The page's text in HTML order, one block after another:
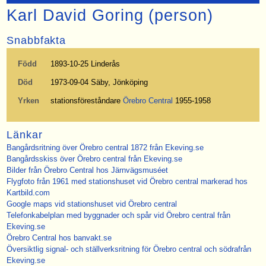
Karl David Goring (person)
Snabbfakta
Född 1893-10-25 Linderås
Död 1973-09-04 Säby, Jönköping
Yrken stationsföreståndareÖrebro Central 1955-1958
Länkar
Bangårdsritning över Örebro central 1872 från Ekeving.se
Bangårdsskiss över Örebro central från Ekeving.se
Bilder från Örebro Central hos Järnvägsmuséet
Flygfoto från 1961 med stationshuset vid Örebro central markerad hos
Kartbild.com
Google maps vid stationshuset vid Örebro central
Telefonkabelplan med byggnader och spår vid Örebro central från
Ekeving.se
Örebro Central hos banvakt.se
Översiktlig signal- och ställverksritning för Örebro central och södrafrån
Ekeving.se